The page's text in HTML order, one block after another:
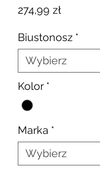
274,99 złCena
Biustonosz *
Kolor *
Marka *